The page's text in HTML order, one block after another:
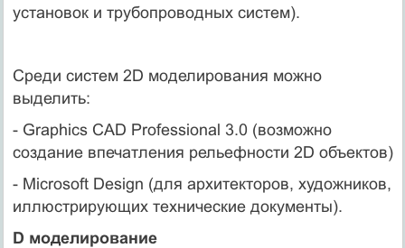
установок и трубопроводных систем).
Среди систем 2D моделирования можно
выделить:
- Graphics CAD Professional 3.0 (возможно
создание впечатления рельефности 2D объектов)
- Microsoft Design (для архитекторов, художников,
иллюстрирующих технические документы).
D моделирование